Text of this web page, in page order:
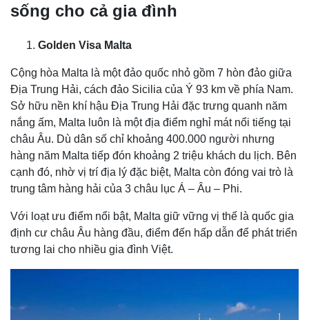
sống cho cả gia đình
Golden Visa Malta
Cộng hòa Malta là một đảo quốc nhỏ gồm 7 hòn đảo giữa
Địa Trung Hải, cách đảo Sicilia của Ý 93 km về phía Nam.
Sở hữu nền khí hậu Địa Trung Hải đặc trưng quanh năm
nắng ấm, Malta luôn là một địa điểm nghỉ mát nổi tiếng tại
châu Âu. Dù dân số chỉ khoảng 400.000 người nhưng
hàng năm Malta tiếp đón khoảng 2 triệu khách du lịch. Bên
cạnh đó, nhờ vị trí địa lý đặc biệt, Malta còn đóng vai trò là
trung tâm hàng hải của 3 châu lục Á – Âu – Phi.
Với loạt ưu điểm nổi bật, Malta giữ vững vị thế là quốc gia
định cư châu Âu hàng đầu, điểm đến hấp dẫn để phát triển
tương lai cho nhiều gia đình Việt.